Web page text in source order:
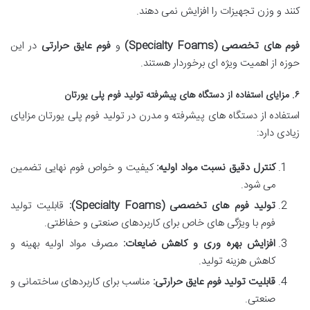
کنند و وزن تجهیزات را افزایش نمی دهند.
فوم های تخصصی (Specialty Foams)
و فوم عایق حرارتی در این
حوزه از اهمیت ویژه ای برخوردار هستند.
۶. مزایای استفاده از دستگاه های پیشرفته تولید فوم پلی یورتان
استفاده از دستگاه های پیشرفته و مدرن در تولید فوم پلی یورتان مزایای
زیادی دارد:
کنترل دقیق نسبت مواد اولیه:کیفیت و خواص فوم نهایی تضمین
می شود.
تولید فوم های تخصصی (Specialty Foams):
قابلیت تولید
فوم با ویژگی های خاص برای کاربردهای صنعتی و حفاظتی.
افزایش بهره وری و کاهش ضایعات: مصرف مواد اولیه بهینه و
کاهش هزینه تولید.
قابلیت تولید فوم عایق حرارتی: مناسب برای کاربردهای ساختمانی و
صنعتی.